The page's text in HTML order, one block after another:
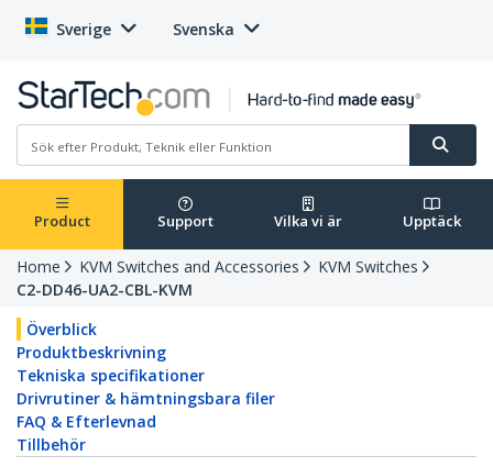
Sverige Svenska
Product Support Vilka vi är Upptäck
Home KVM Switches and Accessories
KVM Switches
C2-DD46-UA2-CBL-KVM
Överblick
Produktbeskrivning
Tekniska specifikationer
Drivrutiner & hämtningsbara filer
FAQ & Efterlevnad
Tillbehör